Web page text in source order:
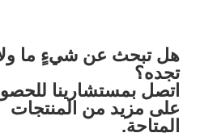
هل تبحث عن شيءٍ ما
تجده؟
اتصل بمستشارينا
على مزيد من المنتجات
المتاحة.